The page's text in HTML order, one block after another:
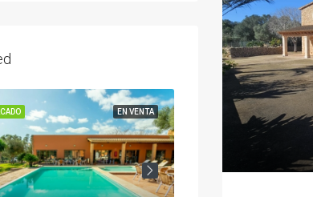
EN VENTA DESTACADO